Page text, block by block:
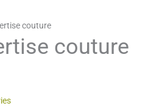
couture
couture